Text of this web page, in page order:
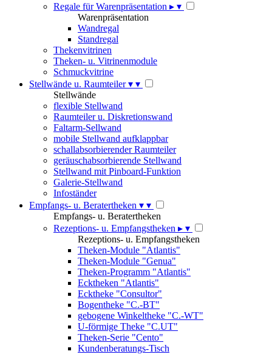
Regale für Warenpräsentation ▸ ▾
Warenpräsentation
Wandregal
Standregal
Thekenvitrinen
Theken- u. Vitrinenmodule
Schmuckvitrine
Stellwände u. Raumteiler▾ ▾
Stellwände
flexible Stellwand
Raumteiler u. Diskretionswand
Faltarm-Sellwand
mobile Stellwand aufklappbar
schallabsorbierender Raumteiler
geräuschabsorbierende Stellwand
Stellwand mit Pinboard-Funktion
Galerie-Stellwand
Infoständer
Empfangs- u. Beratertheken ▾ ▾
Empfangs- u. Beratertheken
Rezeptions- u. Empfangstheken ▸ ▾
Rezeptions- u. Empfangstheken
Theken-Module "Atlantis"
Theken-Module "Genua"
Theken-Programm "Atlantis"
Ecktheken "Atlantis"
Ecktheke "Consultor"
Bogentheke "C.-BT"
gebogene Winkeltheke "C.-WT"
U-förmige Theke "C.UT"
Theken-Serie "Cento"
Kundenberatungs-Tisch